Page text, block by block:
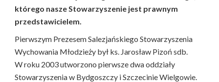
którego nasze Stowarzyszenie jest prawnym
przedstawicielem.
Pierwszym Prezesem Salezjańskiego Stowarzyszenia
Wychowania Młodzieży był ks. Jarosław Pizoń sdb.
W roku 2003 utworzono pierwsze dwa oddziały
Stowarzyszenia w Bydgoszczy i Szczecinie Wielgowie.